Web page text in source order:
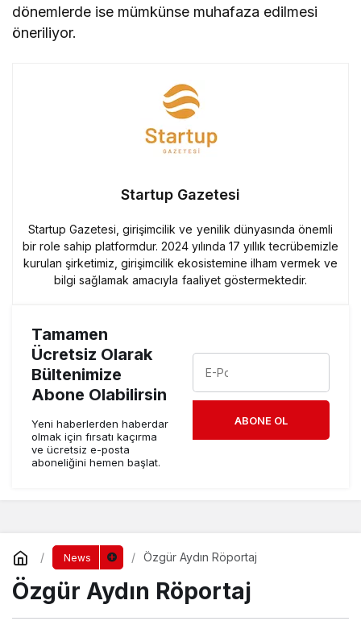
dönemlerde ise mümkünse muhafaza edilmesi
öneriliyor.
Startup Gazetesi
Startup Gazetesi, girişimcilik ve yenilik dünyasında önemli
bir role sahip platformdur. 2024 yılında 17 yıllık tecrübemizle
kurulan şirketimiz, girişimcilik ekosistemine ilham vermek ve
bilgi sağlamak amacıyla faaliyet göstermektedir.
Tamamen
Ücretsiz Olarak
Bültenimize
Abone Olabilirsin
Yeni haberlerden haberdar
olmak için fırsatı kaçırma
ve ücretsiz e-posta
aboneliğini hemen başlat.
ABONE OL
News Özgür Aydın Röportaj
Özgür Aydın Röportaj